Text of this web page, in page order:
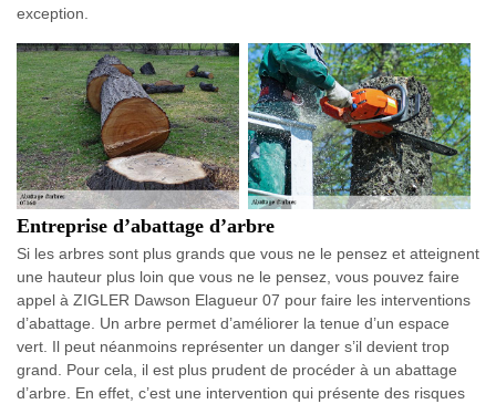
exception.
Entreprise d’abattage d’arbre
Si les arbres sont plus grands que vous ne le pensez et atteignent
une hauteur plus loin que vous ne le pensez, vous pouvez faire
appel à ZIGLER Dawson Elagueur 07 pour faire les interventions
d’abattage. Un arbre permet d’améliorer la tenue d’un espace
vert. Il peut néanmoins représenter un danger s’il devient trop
grand. Pour cela, il est plus prudent de procéder à un abattage
d’arbre. En effet, c’est une intervention qui présente des risques